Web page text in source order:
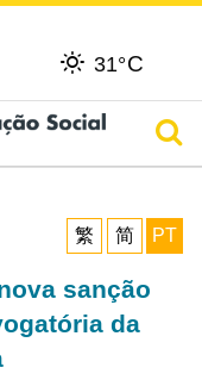
31°C
繁
简 PT
sanção
da